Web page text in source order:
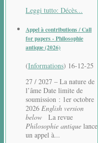
Leggi tutto: Décès...
Appel à contributions / Call
for papers - Philosophie
antique (2026)
(Informations) 16-12-25
27 / 2027 – La nature de
l’âme Date limite de
soumission : 1er octobre
2026 English version
below La revue
Philosophie antique lance
un appel à...